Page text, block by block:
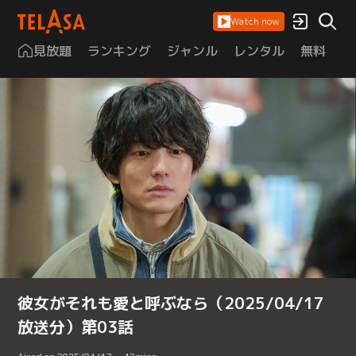
Watch now
見放題 ランキング ジャンル レンタル 無料
彼女がそれも愛と呼ぶなら（2025/04/17
放送分）第03話